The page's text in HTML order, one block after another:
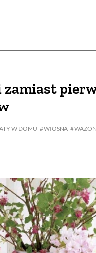
zamiast
W DOMU WIOSNA WAZON